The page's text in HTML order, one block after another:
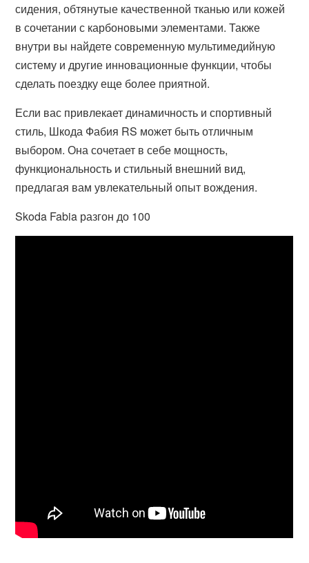
сидения, обтянутые качественной тканью или кожей
в сочетании с карбоновыми элементами. Также
внутри вы найдете современную мультимедийную
систему и другие инновационные функции, чтобы
сделать поездку еще более приятной.
Если вас привлекает динамичность и спортивный
стиль, Шкода Фабия RS может быть отличным
выбором. Она сочетает в себе мощность,
функциональность и стильный внешний вид,
предлагая вам увлекательный опыт вождения.
Skoda Fabia разгон до 100